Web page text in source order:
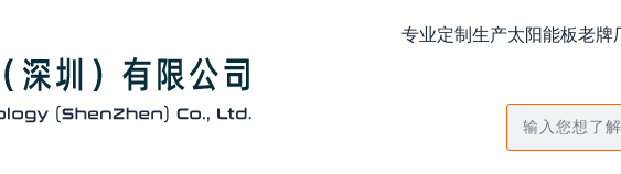
专业定制生产太阳能板老
索